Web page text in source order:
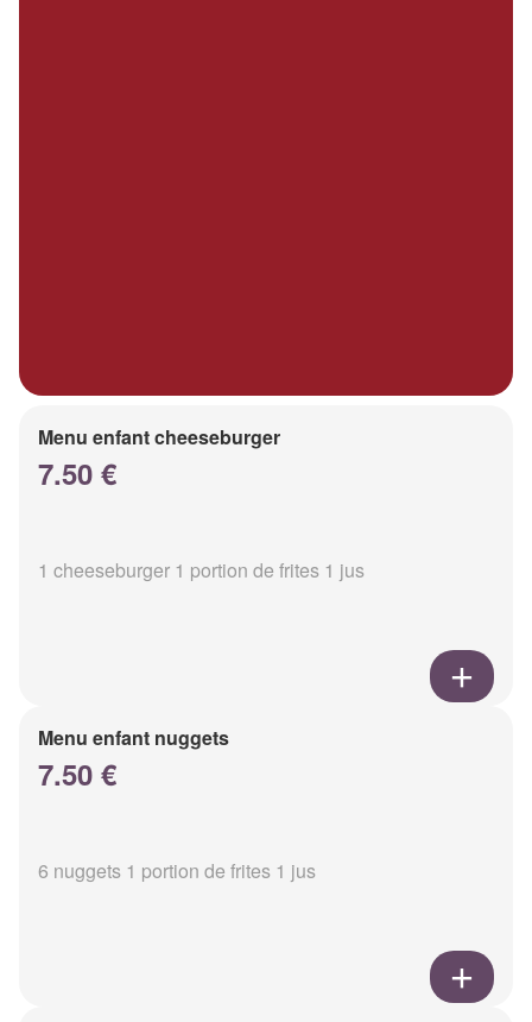
Menu enfant cheeseburger
7.50 €
1 cheeseburger 1 portion de frites 1 jus
Menu enfant nuggets
7.50 €
6 nuggets 1 portion de frites 1 jus